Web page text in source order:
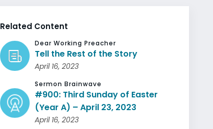
Related Content
Dear Working Preacher
Tell the Rest of the Story
April 16, 2023
Sermon Brainwave
#900: Third Sunday of Easter
(Year A) – April 23, 2023
April 16, 2023